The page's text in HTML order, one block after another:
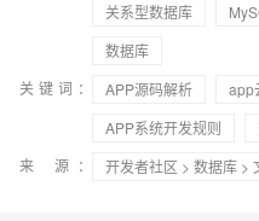
关系型数据库
数据库
关键词：
APP源码解析 app
APP系统开发规则
来 源：
开发者社区 > 数据库 >